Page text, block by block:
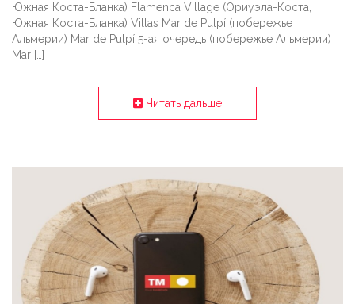
Южная Коста-Бланка) Flamenca Village (Ориуэла-Коста,
Южная Коста-Бланка) Villas Mar de Pulpí (побережье
Альмерии) Mar de Pulpí 5-ая очередь (побережье Альмерии)
Mar […]
Читать дальше